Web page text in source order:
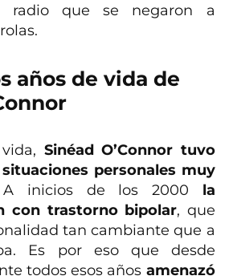
radio que se negaron a
años de vida de
Sinéad O’Connor tuvo
personales muy
inicios de los 2000 la
con trastorno bipolar, que
tan cambiante que a
Es por eso que desde
todos esos años amenazó